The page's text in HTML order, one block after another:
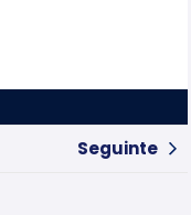
Seguinte